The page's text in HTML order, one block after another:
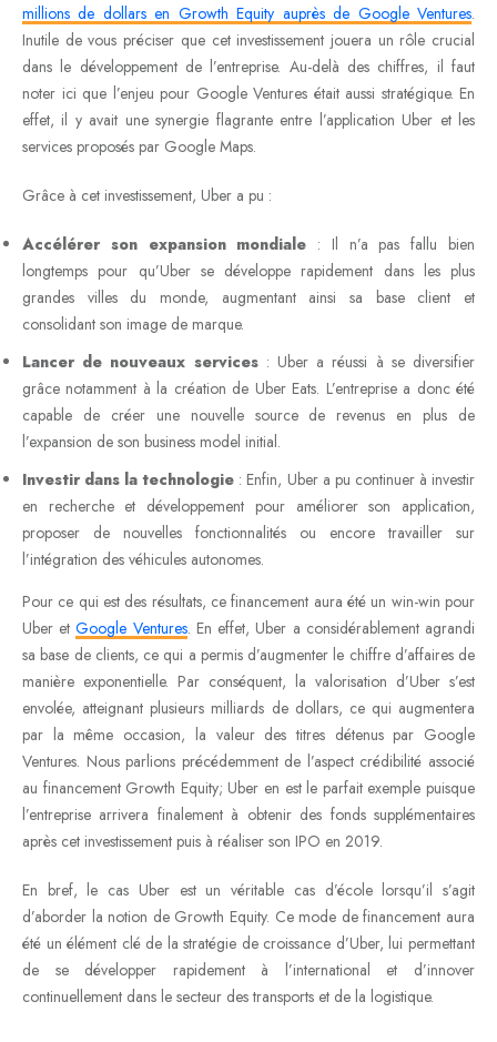
millions de dollars en Growth Equity auprès de Google Ventures.
Inutile de vous préciser que cet investissement jouera un rôle crucial
dans le développement de l’entreprise. Au-delà des chiffres, il faut
noter ici que l’enjeu pour Google Ventures était aussi stratégique. En
effet, il y avait une synergie flagrante entre l’application Uber et les
services proposés par Google Maps.
Grâce à cet investissement, Uber a pu :
Accélérer son expansion mondiale : Il n’a pas fallu bien
longtemps pour qu’Uber se développe rapidement dans les plus
grandes villes du monde, augmentant ainsi sa base client et
consolidant son image de marque.
Lancer de nouveaux services: Uber a réussi à se diversifier
grâce notamment à la création de Uber Eats. L’entreprise a donc été
capable de créer une nouvelle source de revenus en plus de
l’expansion de son business model initial.
Investir dans la technologie : Enfin, Uber a pu continuer à investir
en recherche et développement pour améliorer son application,
proposer de nouvelles fonctionnalités ou encore travailler sur
l’intégration des véhicules autonomes.
Pour ce qui est des résultats, ce financement aura été un win-win pour
Uber etGoogle Ventures. En effet, Uber a considérablement agrandi
sa base de clients, ce qui a permis d’augmenter le chiffre d’affaires de
manière exponentielle. Par conséquent, la valorisation d’Uber s’est
envolée, atteignant plusieurs milliards de dollars, ce qui augmentera
par la même occasion, la valeur des titres détenus par Google
Ventures. Nous parlions précédemment de l’aspect crédibilité associé
au financement Growth Equity; Uber en est le parfait exemple puisque
l’entreprise arrivera finalement à obtenir des fonds supplémentaires
après cet investissement puis à réaliser son IPO en 2019.
En bref, le cas Uber est un véritable cas d’école lorsqu’il s’agit
d’aborder la notion de Growth Equity. Ce mode de financement aura
été un élément clé de la stratégie de croissance d’Uber, lui permettant
de se développer rapidement à l’international et d’innover
continuellement dans le secteur des transports et de la logistique.